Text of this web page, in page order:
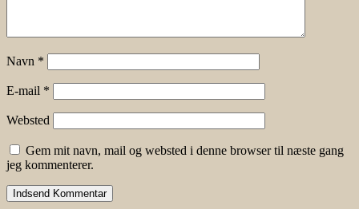
Navn *
E-mail *
Websted
Gem mit navn, mail og websted i denne browser til næste gang
jeg kommenterer.